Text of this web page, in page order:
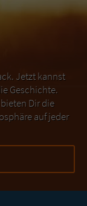
Jetzt kannst
Geschichte.
Dir die
auf jeder